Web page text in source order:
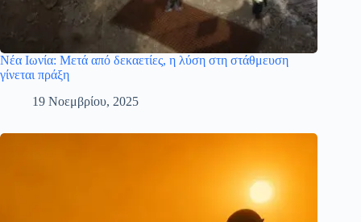
Νέα Ιωνία: Μετά από δεκαετίες, η λύση στη στάθμευση
γίνεται πράξη
19 Νοεμβρίου, 2025